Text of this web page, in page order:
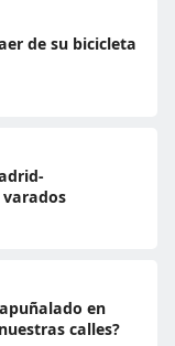
de su bicicleta
varados
en
calles?